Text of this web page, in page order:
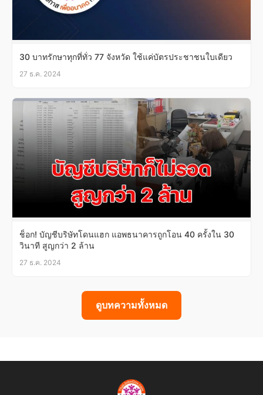
30 บาทรักษาทุกที่ทั่ว 77 จังหวัด ใช้แค่บัตรประชาชนใบเดียว
27 ธ.ค. 2024
ช็อก! บัญชีบริษัทโดนแฮก แอพธนาคารถูกโอน 40 ครั้งใน 30
วินาที สูญกว่า 2 ล้าน
27 ธ.ค. 2024
ดูบทความทั้งหมด